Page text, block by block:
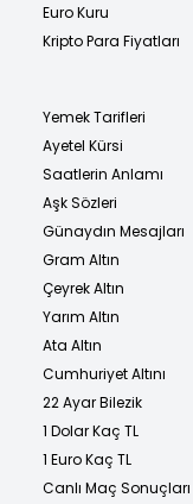
Euro Kuru
Kripto Para Fiyatları
Yemek Tarifleri
Ayetel Kürsi
Saatlerin Anlamı
Aşk Sözleri
Günaydın Mesajları
Gram Altın
Çeyrek Altın
Yarım Altın
Ata Altın
Cumhuriyet Altını
22 Ayar Bilezik
1 Dolar Kaç TL
1 Euro Kaç TL
Canlı Maç Sonuçları